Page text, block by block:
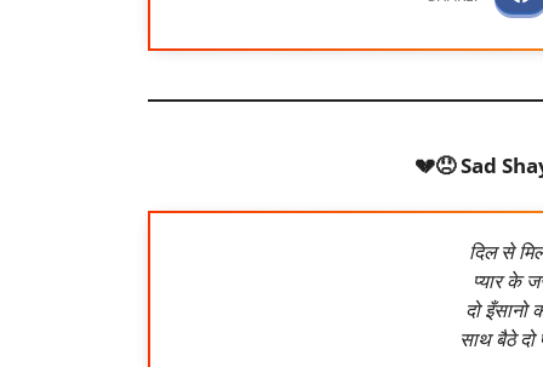
💔😞 Sad
दिल से
प्यार के
दो
साथ बैठे दो